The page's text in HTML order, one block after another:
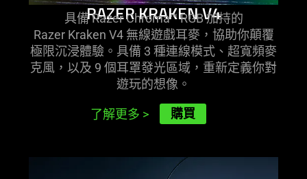
RAZER KRAKEN V4
具備 Razer Chroma™ RGB 加持的
Razer Kraken V4 無線遊戲耳麥，協助你顛覆
極限沉浸體驗。具備 3 種連線模式、超寬頻麥
克風，以及 9 個耳罩發光區域，重新定義你對
遊玩的想像 。
了解更多 > 購買